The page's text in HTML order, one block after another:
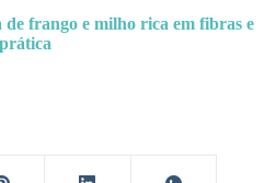
de frango e milho rica em fibras e